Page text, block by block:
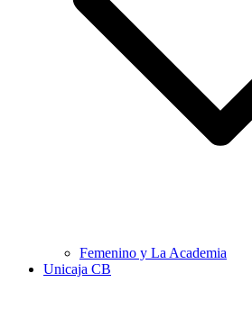
Femenino y La Academia
Unicaja CB